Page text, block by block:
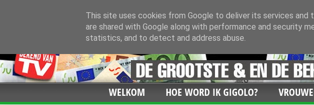
WELKOM HOE WORD IK GIGOLO?
This site uses cookies from Google to deliver its services and
are shared with Google along with performance and security
statistics, and to detect and address abuse.